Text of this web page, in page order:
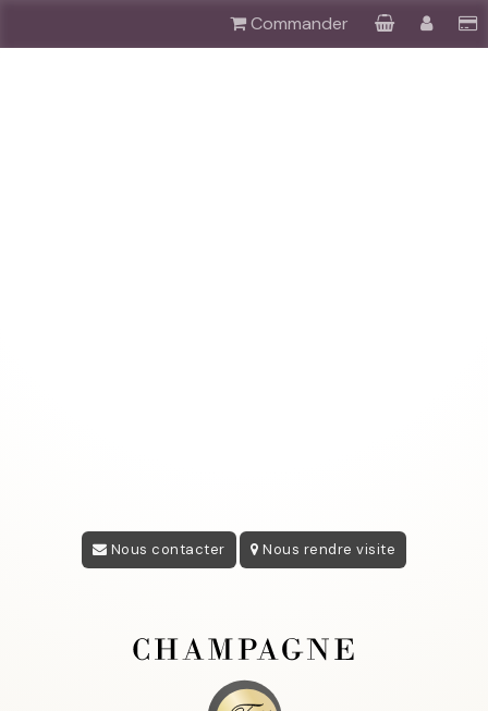
Commander
Nous contacter Nous rendre visite